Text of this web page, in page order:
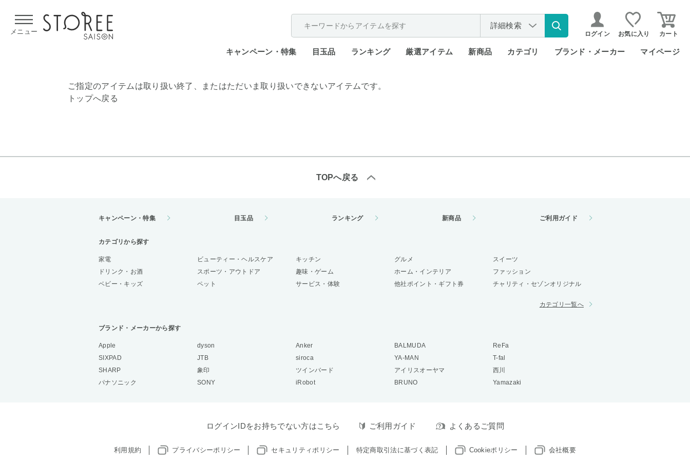
メニュー
詳細検索
ログイン お気に入り カート
キャンペーン・特集 目玉品 ランキング 厳選アイテム 新商品 カテゴリ ブランド・メーカー マイページ
ご指定のアイテムは取り扱い終了、またはただいま取り扱いできないアイテムです。
トップへ戻る
TOPへ戻る
キャンペーン・特集 目玉品 ランキング 新商品 ご利用ガイド
カテゴリから探す
家電 ビューティー・ヘルスケア キッチン グルメ
スイーツ
ドリンク・お酒
スポーツ・アウトドア 趣味・ゲーム ホーム・インテリア
ファッション
ベビー・キッズ
ペット サービス・体験 他社ポイント・ギフト券 チャリティ・セゾンオリジナル
カテゴリ一覧へ
ブランド・メーカーから探す
Apple dyson Anker BALMUDA
ReFa
SIXPAD
JTB siroca YA-MAN
T-fal
SHARP
象印 ツインバード アイリスオーヤマ
西川
パナソニック
SONY iRobot BRUNO Yamazaki
ログインIDをお持ちでない方はこちら ご利用ガイド よくあるご質問
利用規約 プライバシーポリシー セキュリティポリシー 特定商取引法に基づく表記 Cookieポリシー 会社概要